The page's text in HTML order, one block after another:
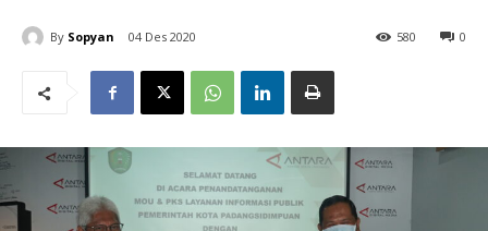
By Sopyan 04 Des 2020 0
580